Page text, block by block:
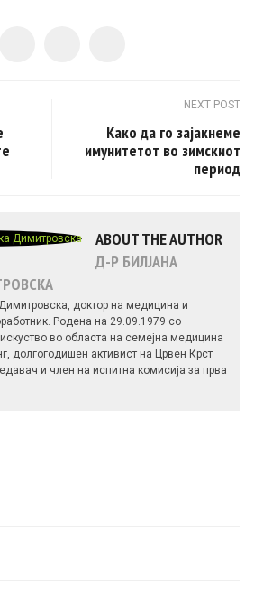
NEXT POST
Како да го зајакнеме
имунитетот во зимскиот
период
ABOUT THE AUTHOR
Д-Р БИЛЈАНА
доктор на медицина и
Родена на 29.09.1979 со
во областа на семејна медицина
долгогодишен активист на Црвен Крст
и член на испитна комисија за прва